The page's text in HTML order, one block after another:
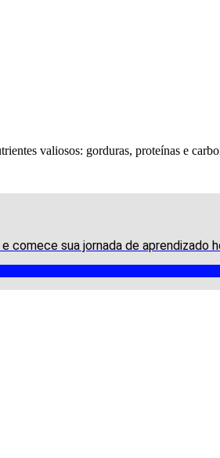
valiosos: gorduras, proteínas e
sua jornada de aprendizado